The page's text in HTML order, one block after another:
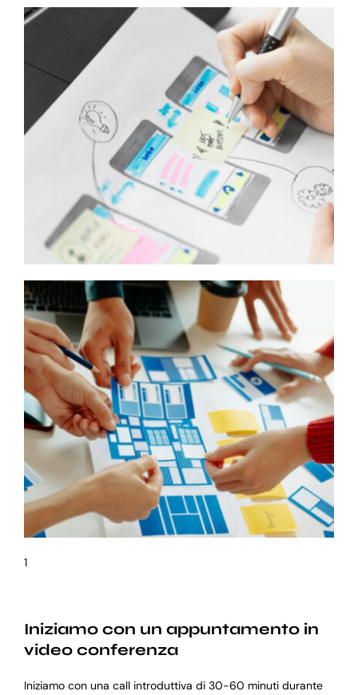
1
Iniziamo con un appuntamento in
video conferenza
Iniziamo con una call introduttiva di 30-60 minuti durante